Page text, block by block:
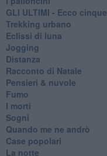
GLI ULTIMI - Ecco cinque
Trekking urbano
Eclissi di luna
Jogging
Distanza
Racconto di Natale
Pensieri & nuvole
Fumo
I morti
Sogni
Quando me ne andrò
Case popolari
La notte